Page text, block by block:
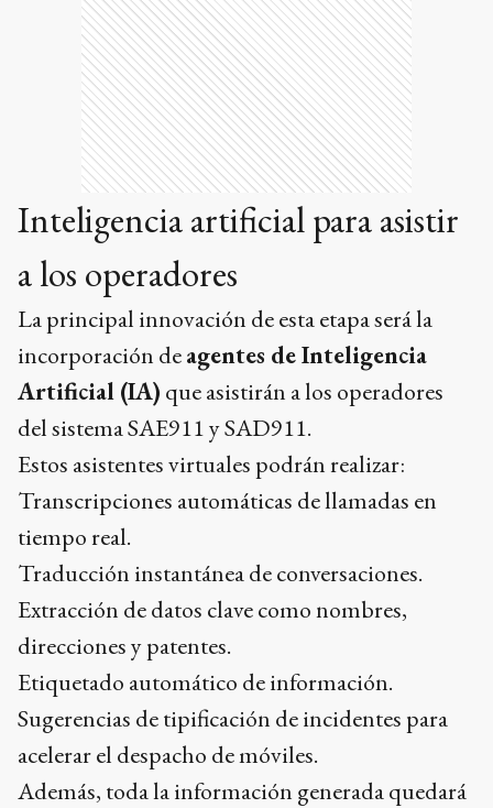
Inteligencia artificial para asistir
a los operadores
La principal innovación de esta etapa será la
incorporación deagentes de Inteligencia
Artificial (IA) que asistirán a los operadores
del sistema SAE911 y SAD911.
Estos asistentes virtuales podrán realizar:
Transcripciones automáticas de llamadas en
tiempo real.
Traducción instantánea de conversaciones.
Extracción de datos clave como nombres,
direcciones y patentes.
Etiquetado automático de información.
Sugerencias de tipificación de incidentes para
acelerar el despacho de móviles.
Además, toda la información generada quedará